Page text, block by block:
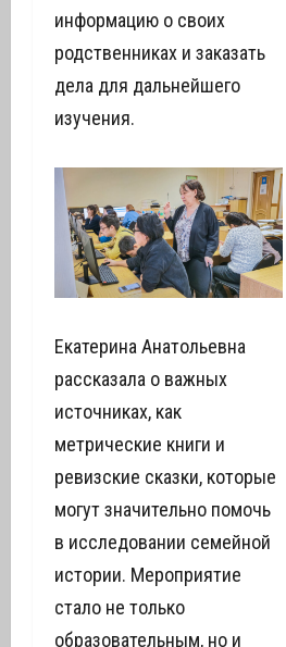
информацию о своих
родственниках и заказать
дела для дальнейшего
изучения.
Екатерина Анатольевна
рассказала о важных
источниках, как
метрические книги и
ревизские сказки, которые
могут значительно помочь
в исследовании семейной
истории. Мероприятие
стало не только
образовательным, но и